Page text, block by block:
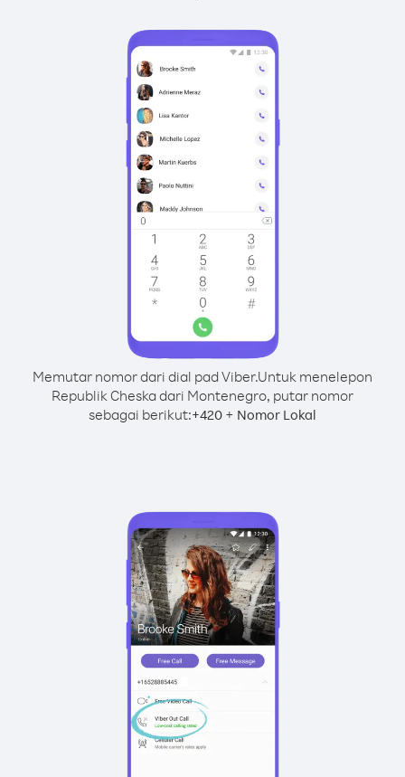
Memutar nomor dari dial pad Viber.Untuk menelepon
Republik Cheska dari Montenegro, putar nomor
sebagai berikut:+420 + Nomor Lokal